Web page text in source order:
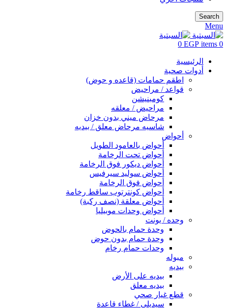
Search
Menu
0
items
0 EGP
الرئيسية
أدوات صحية
اطقم حمامات (قاعده و حوض)
قواعد / مراحيض
كومبنيشن
مراحيض / معلقه
مرحاض ميني بدون خزان
شاسيه مرحاض معلق / بيديه
أحواض
أحواض بالعامود الطويل
أحواض تحت الرخامة
أحواض ديكور فوق الرخامة
أحواض سوليد سيرفيس
أحواض فوق الرخامة
أحواض كونترتوب ساقط رخامة
أحواض معلقة (نصف ركبة)
أحواض وحدات موبيليا
وحده / يونت
وحدة حمام بالحوض
وحدة حمام بدون حوض
وحدات حمام رخام
مبوله
بيديه
بيديه على الأرض
بيديه معلق
قطع غيار صحي
سيديلى / غطاء قاعدة